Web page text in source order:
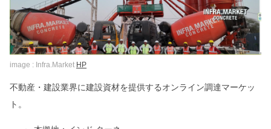
image : Infra.Market HP
不動産・建設業界に建設資材を提供するオンライン調達マーケッ
ト。